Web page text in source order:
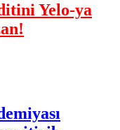
Yelo-ya